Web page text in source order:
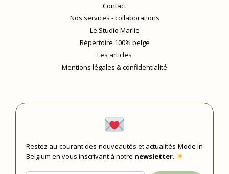
Contact
Nos services - collaborations
Le Studio Marlie
Répertoire 100% belge
Les articles
Mentions légales & confidentialité
Restez au courant des nouveautés et actualités Mode in
Belgium en vous inscrivant à notre newsletter.